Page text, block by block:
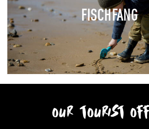
FISCHFANG
our tourist